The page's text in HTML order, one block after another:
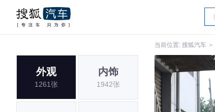
当前位置: 搜狐汽车 ＞
外观
1261张
内饰
1942张